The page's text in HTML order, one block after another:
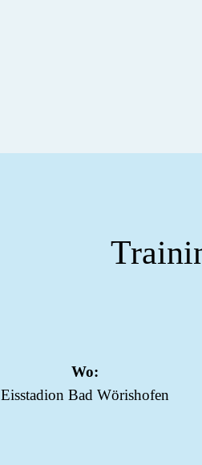
Wo:
Eisstadion Bad Wörishofen